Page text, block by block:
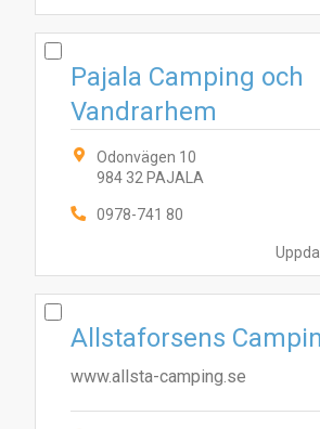
Pajala Camping och
Vandrarhem
Odonvägen 10
984 32 PAJALA
0978-741 80
Allstaforsens
www.allsta-camping.se